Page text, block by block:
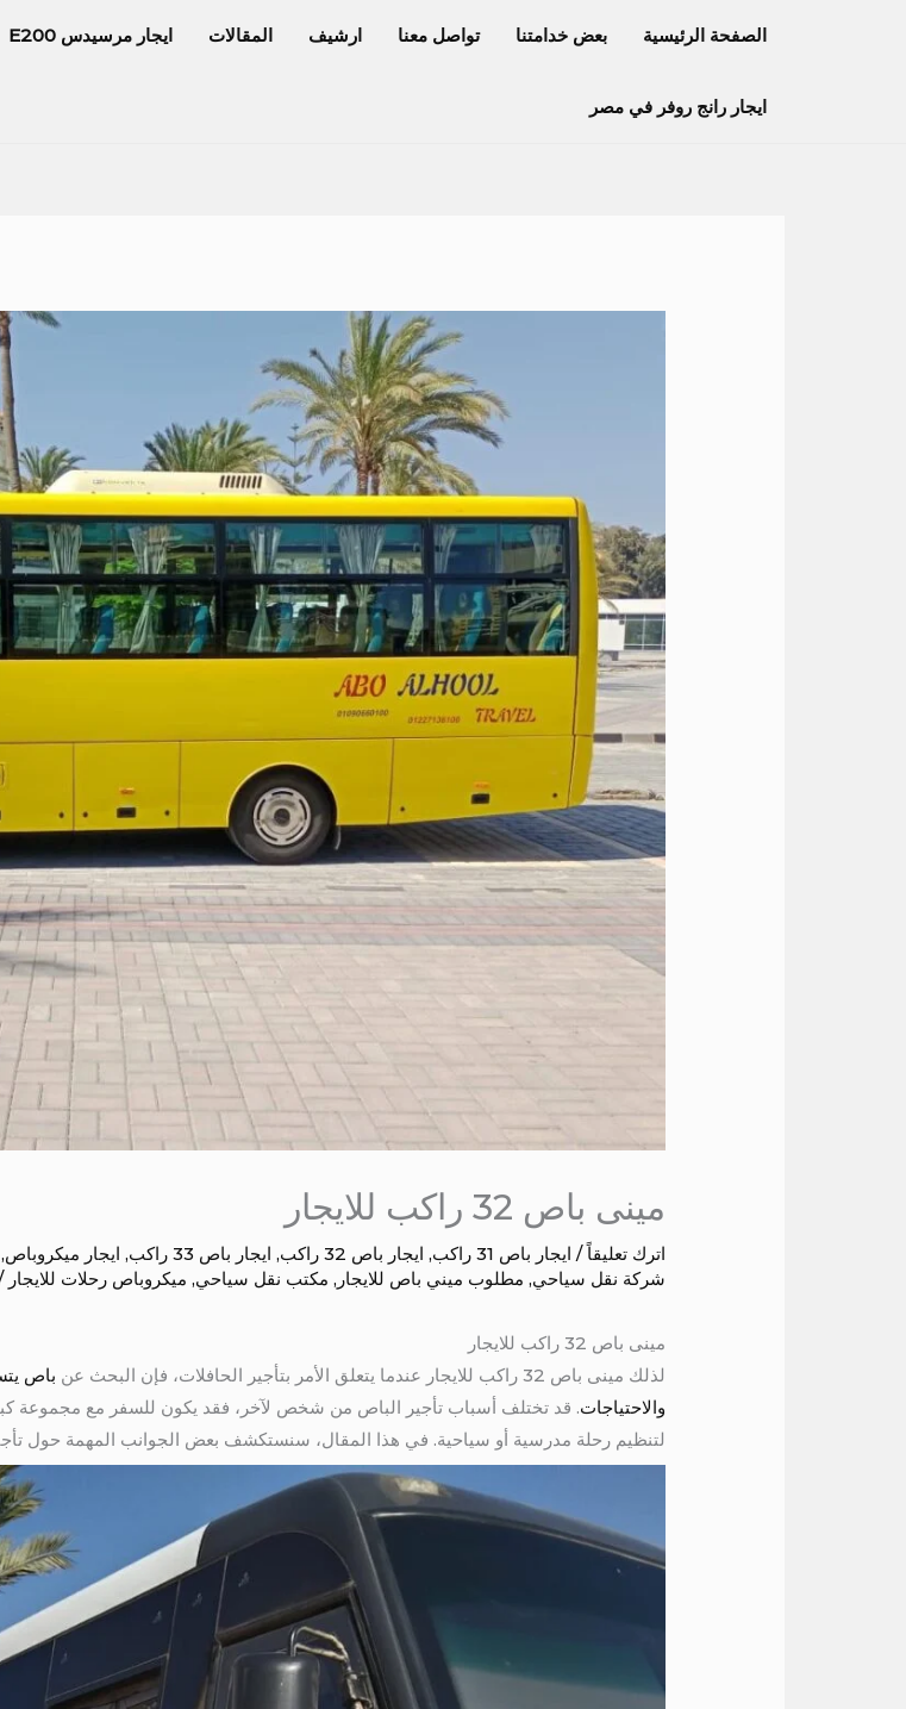
الصفحة الرئيسية بعض خدامتنا تواصل معنا ارشيف المقالات ايجار مرسيدس E200
ايجار رانج روفر في مصر
مينى باص 32 راكب للايجار
اترك تعليقاً / ايجار باص 31 راكب , ايجار باص 32 راكب , ايجار باص 33 راكب , ايجار ميكروباص,
شركة نقل سياحي, مطلوب ميني باص للايجار , مكتب نقل سياحي, ميكروباص رحلات للايجار
مينى باص 32 راكب للايجار
لذلك مينى باص 32 راكب للايجار عندما يتعلق الأمر بتأجير الحافلات، فإن البحث عن
والاحتياجات. قد تختلف أسباب تأجير الباص من شخص لآخر، فقد يكون للسفر مع مجموعة
لتنظيم رحلة مدرسية أو سياحية. في هذا المقال، سنستكشف بعض الجوانب المهمة حول تأجير باص